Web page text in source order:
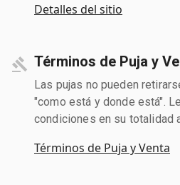
Detalles del sitio
Términos de Puja y
Las pujas no pueden
"como está y donde está".
condiciones en su totalidad
Términos de Puja y Venta